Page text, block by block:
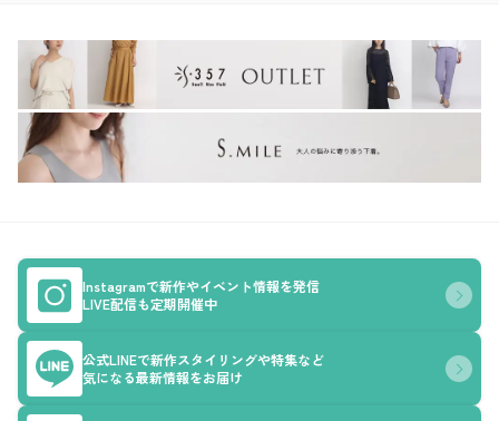
Instagramで新作やイベント情報を発信
LIVE配信も定期開催中
公式LINEで新作スタイリングや特集など
気になる最新情報をお届け